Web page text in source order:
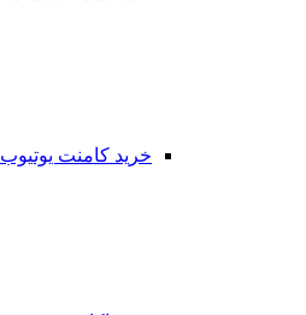
خرید کامنت یوتیوب